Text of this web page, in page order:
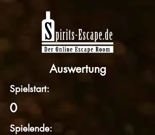
Auswertung
Spielstart:
0
Spielende: